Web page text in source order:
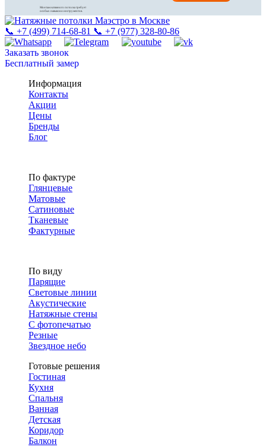
Монтаж натяжного потолка требует
особых навыков и инструментов.
📞 +7 (499) 714-68-81 📞 +7 (977) 328-80-86
Заказать звонок
Бесплатный замер
Информация
Контакты
Акции
Цены
Бренды
Блог
По фактуре
Глянцевые
Матовые
Сатиновые
Тканевые
Фактурные
По виду
Парящие
Световые линии
Акустические
Натяжные стены
С фотопечатью
Резные
Звездное небо
Готовые решения
Гостиная
Кухня
Спальня
Ванная
Детская
Коридор
Балкон